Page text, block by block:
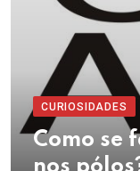
CURIOSIDADES
Como se